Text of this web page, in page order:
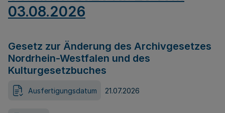
03.08.2026
Gesetz zur Änderung des Archivgesetzes
Nordrhein-Westfalen und des
Kulturgesetzbuches
Ausfertigungsdatum 21.07.2026